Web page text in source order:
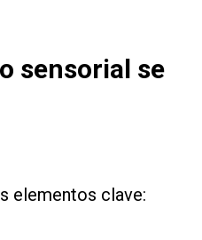
sensorial se
elementos clave: